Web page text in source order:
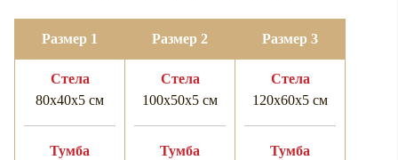
Размер 1 Размер 2 Размер 3
Cтела
80х40х5 см
Тумба
Cтела
100х50х5 см
Тумба
Cтела
120х60х5 см
Тумба